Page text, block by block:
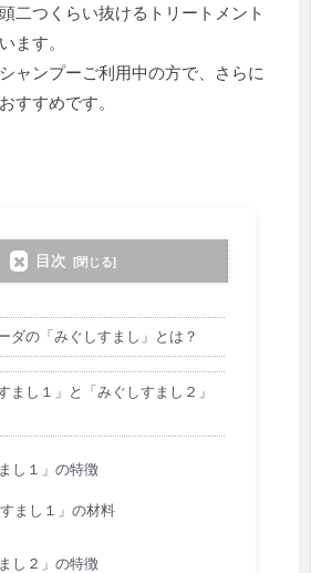
二つくらい抜けるトリートメント
ます。
ャンプーご利用中の方で、さらに
すすめです。
目次
ダの「みぐしすまし」とは？
まし１」と「みぐしすまし２」
し１」の特徴
すまし１」の材料
し２」の特徴